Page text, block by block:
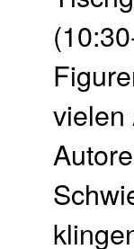
vielen